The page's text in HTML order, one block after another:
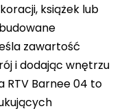
książek lub
zawartość
i dodając wnętrzu
RTV Barnee 04 to